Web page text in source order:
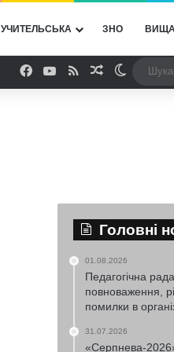
УЧИТЕЛЬСЬКА ЗНО ВИЩА
Facebook
YouTube
RSSВипадкова
Switch
Головні
01.08.2026
Педагогічна
повноваження,
помилки в
31.07.2026
«Серпнева-